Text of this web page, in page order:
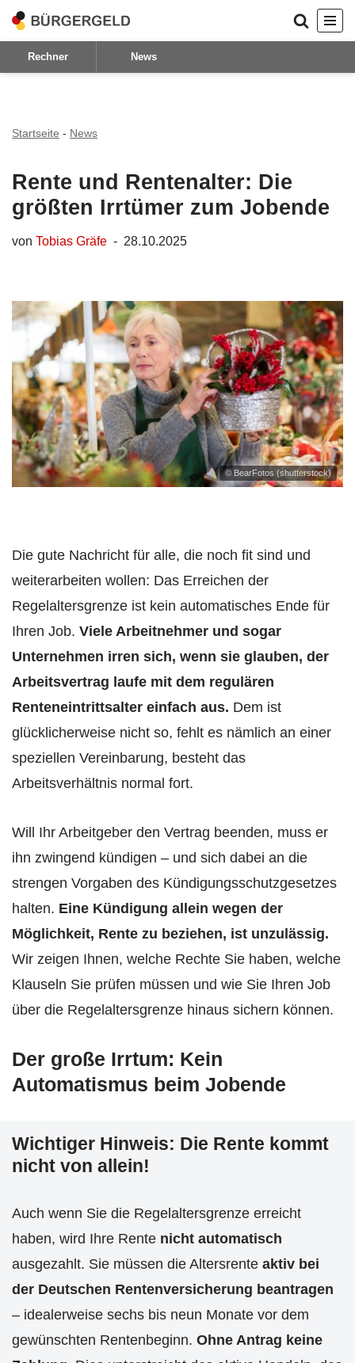
Zum
Inhalt
Rechner News
Startseite - News
Rente und Rentenalter: Die
größten Irrtümer zum Jobende
von Tobias Gräfe 28.10.2025
© BearFotos (shutterstock)
Die gute Nachricht für alle, die noch fit sind und
weiterarbeiten wollen: Das Erreichen der
Regelaltersgrenze ist kein automatisches Ende für
Ihren Job. Viele Arbeitnehmer und sogar
Unternehmen irren sich, wenn sie glauben, der
Arbeitsvertrag laufe mit dem regulären
Renteneintrittsalter einfach aus. Dem ist
glücklicherweise nicht so, fehlt es nämlich an einer
speziellen Vereinbarung, besteht das
Arbeitsverhältnis normal fort.
Will Ihr Arbeitgeber den Vertrag beenden, muss er
ihn zwingend kündigen – und sich dabei an die
strengen Vorgaben des Kündigungsschutzgesetzes
halten. Eine Kündigung allein wegen der
Möglichkeit, Rente zu beziehen, ist unzulässig.
Wir zeigen Ihnen, welche Rechte Sie haben, welche
Klauseln Sie prüfen müssen und wie Sie Ihren Job
über die Regelaltersgrenze hinaus sichern können.
Der große Irrtum: Kein
Automatismus beim Jobende
Wichtiger Hinweis: Die Rente kommt
nicht von allein!
Auch wenn Sie die Regelaltersgrenze erreicht
haben, wird Ihre Rente nicht automatisch
ausgezahlt. Sie müssen die Altersrente aktiv bei
der Deutschen Rentenversicherung beantragen
– idealerweise sechs bis neun Monate vor dem
gewünschten Rentenbeginn. Ohne Antrag keine